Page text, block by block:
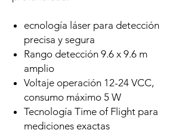
ecnología láser para detección
precisa y segura
Rango detección 9.6 x 9.6 m
amplio
Voltaje operación 12-24 VCC,
consumo máximo 5 W
Tecnología Time of Flight para
mediciones exactas